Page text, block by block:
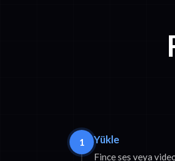
1 Yükle
Fince ses veya